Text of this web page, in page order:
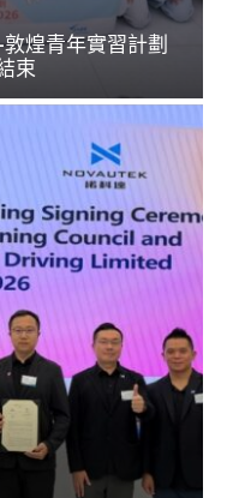
煌青年實習計劃
束